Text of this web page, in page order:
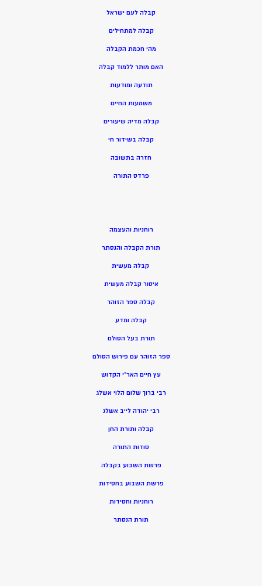
קבלה לעם ישראל
קבלה למתחילים
מהי חכמת הקבלה
האם מותר ללמוד קבלה
תודעה ומודעות
משמעות החיים
קבלה מדיה שיעורים
קבלה בשידור חי
חזרה בתשובה
פרדס התורה
רוחניות והעצמה
תורת הקבלה והנסתר
קבלה מעשית
איסור קבלה מעשית
קבלה ספר הזוהר
קבלה ומדע
תורת בעל הסולם
ספר הזוהר עם פירוש הסולם
עץ חיים האר”י הקדוש
רבי ברוך שלום הלוי אשלג
רבי יהודה לייב אשלג
קבלה ותורת החן
סודות התורה
פרשת השבוע בקבלה
פרשת השבוע בחסידות
רוחניות וחסידות
תורת הנסתר